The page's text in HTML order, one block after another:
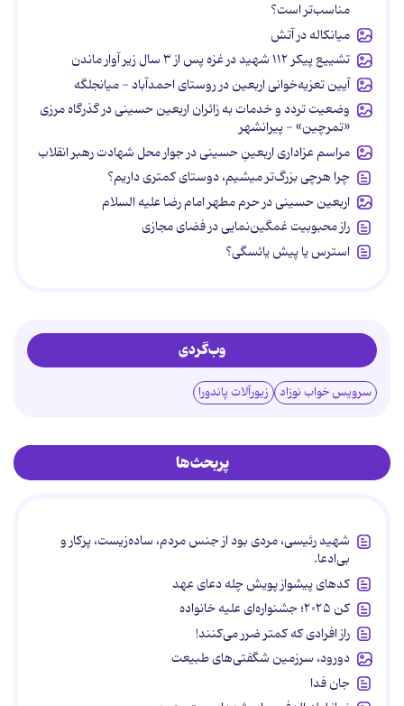
مناسب‌تر است؟
میانکاله در آتش
تشییع پیکر ۱۱۲ شهید در غزه پس از ۳ سال زیر آوار ماندن
آیین تعزیه‌خوانی اربعین در روستای احمدآباد - میانجلگه
وضعیت تردد و خدمات به زائران اربعین حسینی در گذرگاه مرزی
«تمرچین» - پیرانشهر
مراسم عزاداری اربعینِ حسینی در جوار محل شهادت رهبر انقلاب
چرا هرچی بزرگ‌تر میشیم، دوستای کمتری داریم؟
اربعین حسینی در حرم مطهر امام رضا علیه السلام
راز محبوبیت غمگین‌نمایی در فضای مجازی
استرس یا پیش یائسگی؟
وب‌گردی
سرویس خواب نوزاد زیورآلات پاندورا
پربحث‌ها
شهید رئیسی، مردی بود از جنس مردم، ساده‌زیست، پرکار و
بی‌ادعا.
کدهای پیشواز پویش چله دعای عهد
کن ۲۰۲۵؛ جشنواره‌ای علیه خانواده
راز افرادی که کمتر ضرر می‌کنند!
دورود، سرزمین شگفتی‌های طبیعت
جان فدا